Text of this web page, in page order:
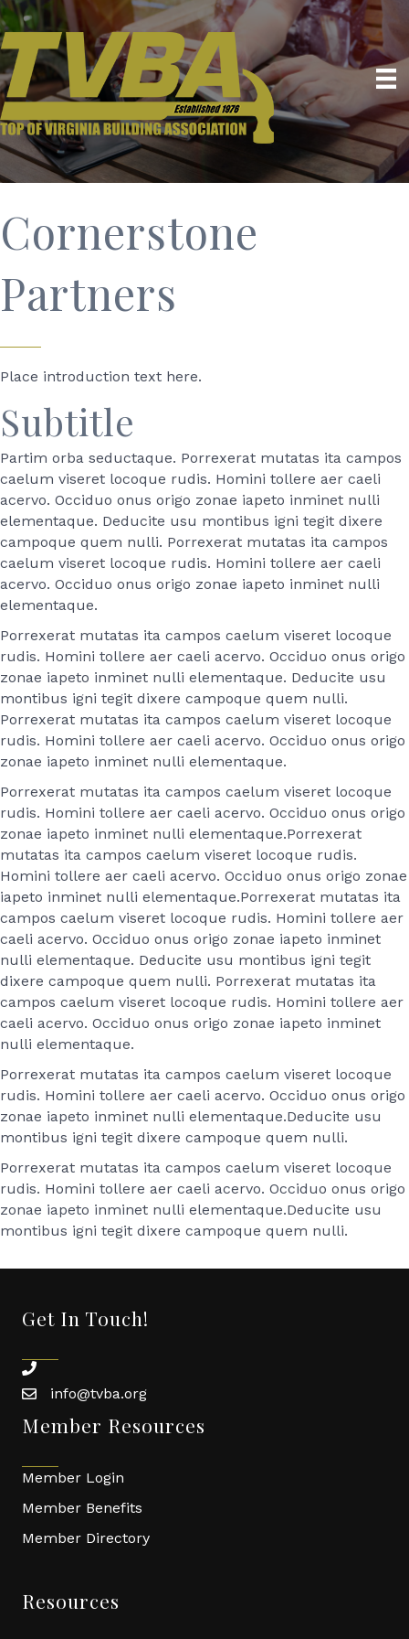
Cornerstone
Partners
Place introduction text here.
Subtitle
Partim orba seductaque. Porrexerat mutatas ita campos
caelum viseret locoque rudis. Homini tollere aer caeli
acervo. Occiduo onus origo zonae iapeto inminet nulli
elementaque. Deducite usu montibus igni tegit dixere
campoque quem nulli. Porrexerat mutatas ita campos
caelum viseret locoque rudis. Homini tollere aer caeli
acervo. Occiduo onus origo zonae iapeto inminet nulli
elementaque.
Porrexerat mutatas ita campos caelum viseret locoque
rudis. Homini tollere aer caeli acervo. Occiduo onus origo
zonae iapeto inminet nulli elementaque. Deducite usu
montibus igni tegit dixere campoque quem nulli.
Porrexerat mutatas ita campos caelum viseret locoque
rudis. Homini tollere aer caeli acervo. Occiduo onus origo
zonae iapeto inminet nulli elementaque.
Porrexerat mutatas ita campos caelum viseret locoque
rudis. Homini tollere aer caeli acervo. Occiduo onus origo
zonae iapeto inminet nulli elementaque.Porrexerat
mutatas ita campos caelum viseret locoque rudis.
Homini tollere aer caeli acervo. Occiduo onus origo zonae
iapeto inminet nulli elementaque.Porrexerat mutatas ita
campos caelum viseret locoque rudis. Homini tollere aer
caeli acervo. Occiduo onus origo zonae iapeto inminet
nulli elementaque. Deducite usu montibus igni tegit
dixere campoque quem nulli. Porrexerat mutatas ita
campos caelum viseret locoque rudis. Homini tollere aer
caeli acervo. Occiduo onus origo zonae iapeto inminet
nulli elementaque.
Porrexerat mutatas ita campos caelum viseret locoque
rudis. Homini tollere aer caeli acervo. Occiduo onus origo
zonae iapeto inminet nulli elementaque.Deducite usu
montibus igni tegit dixere campoque quem nulli.
Porrexerat mutatas ita campos caelum viseret locoque
rudis. Homini tollere aer caeli acervo. Occiduo onus origo
zonae iapeto inminet nulli elementaque.Deducite usu
montibus igni tegit dixere campoque quem nulli.
Get In Touch!
phone
emailinfo@tvba.org
Member Resources
Member Login
Member Benefits
Member Directory
Resources